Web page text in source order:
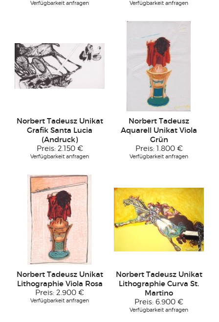
Verfügbarkeit anfragen Verfügbarkeit anfragen
Norbert Tadeusz Unikat
Grafik Santa Lucia
(Andruck)
Preis: 2.150 €
Verfügbarkeit anfragen
Norbert Tadeusz
Aquarell Unikat Viola
Grün
Preis: 1.800 €
Verfügbarkeit anfragen
Norbert Tadeusz Unikat
Lithographie Viola Rosa
Preis: 2.900 €
Verfügbarkeit anfragen
Norbert Tadeusz Unikat
Lithographie Curva St.
Martino
Preis: 6.900 €
Verfügbarkeit anfragen